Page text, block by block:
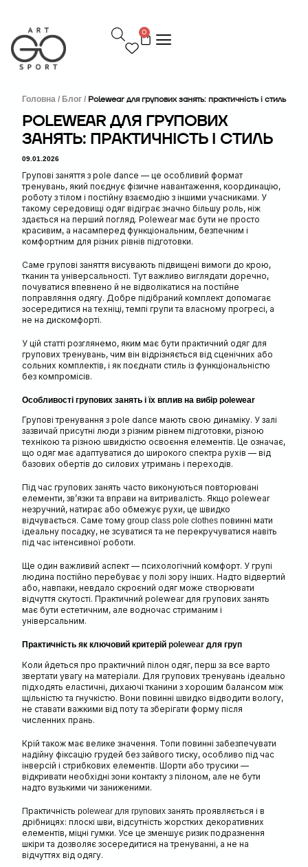
р
е
й
0
Головна / Блог / Polewear для групових занять: практичність і стиль
POLEWEAR ДЛЯ ГРУПОВИХ
ЗАНЯТЬ: ПРАКТИЧНІСТЬ І СТИЛЬ
09.01.2026
Групові заняття з pole dance — це особливий формат
тренувань, який поєднує фізичне навантаження, координацію,
роботу з тілом і постійну взаємодію з іншими учасниками. У
такому середовищі одяг відіграє значно більшу роль, ніж
здається на перший погляд. Polewear має бути не просто
красивим, а насамперед функціональним, безпечним і
комфортним для різних рівнів підготовки.
Саме групові заняття висувають підвищені вимоги до крою,
тканин та універсальності. Тут важливо виглядати доречно,
почуватися впевнено й не відволікатися на постійне
поправляння одягу. Добре підібраний комплект допомагає
зосередитися на техніці, темпі групи та власному прогресі, а
не на дискомфорті.
У цій статті розглянемо, яким має бути практичний одяг для
групових тренувань, чим він відрізняється від сценічних або
сольних комплектів, і як поєднати стиль із функціональністю
без компромісів.
Особливості групових занять і їх вплив на вибір polewear
Групові тренування з pole dance мають свою динаміку. У залі
зазвичай присутні люди з різним рівнем підготовки, різною
технікою та різною швидкістю освоєння елементів. Це означає,
що одяг має адаптуватися до широкого спектра рухів — від
базових обертів до силових утримань і переходів.
Під час групових занять часто виконуються повторювані
елементи, зв’язки та вправи на витривалість. Якщо polewear
незручний, натирає або обмежує рухи, це швидко
відчувається. Саме тому group class pole clothesповинні мати
ідеальну посадку, не зсуватися та не перекручуватися навіть
під час інтенсивної роботи.
Ще один важливий аспект — психологічний комфорт. У групі
людина постійно перебуває у полі зору інших. Надто відвертий
або, навпаки, невдало скроєний одяг може створювати
відчуття скутості. Практичний polewear для групових занять
має бути естетичним, але водночас стриманим і
універсальним.
Практичність як ключовий критерій polewearдля груп
Коли йдеться про практичний пілон одяг, перш за все варто
звертати увагу на матеріали. Для групових тренувань ідеально
підходять еластичні, дихаючі тканини з хорошим балансом між
щільністю та гнучкістю. Вони повинні швидко відводити вологу,
не ставати важкими від поту та зберігати форму після
численних прань.
Крій також має велике значення. Топи повинні забезпечувати
надійну фіксацію грудей без зайвого тиску, особливо під час
інверсій і стрибкових елементів. Шорти або трусики —
відкривати необхідні зони контакту з пілоном, але не бути
надто вузькими чи заниженими.
Практичність polewear для груповихзанять проявляється і в
дрібницях: плоскі шви, відсутність жорстких декоративних
елементів, міцні гумки. Усе це зменшує ризик подразнення
шкіри та дозволяє зосередитися на тренуванні, а не на
відчуттях від одягу.